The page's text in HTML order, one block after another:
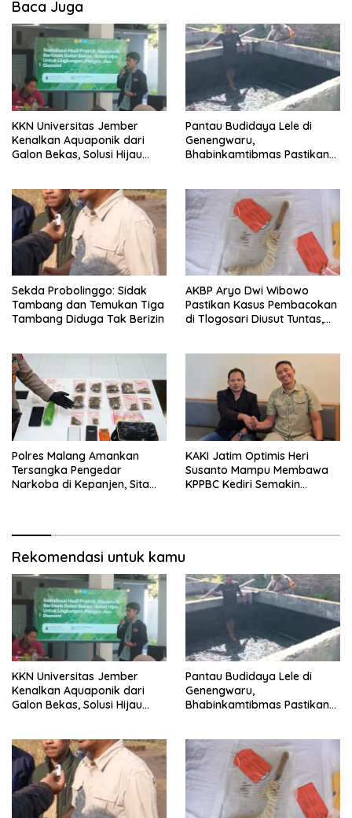
Baca Juga
KKN Universitas Jember
Kenalkan Aquaponik dari
Galon Bekas, Solusi Hijau
Pantau Budidaya Lele di
Genengwaru,
Bhabinkamtibmas Pastikan
Sekda Probolinggo: Sidak
Tambang dan Temukan Tiga
Tambang Diduga Tak Berizin
AKBP Aryo Dwi Wibowo
Pastikan Kasus Pembacokan
di Tlogosari Diusut Tuntas,
Polres Malang Amankan
Tersangka Pengedar
Narkoba di Kepanjen, Sita
KAKI Jatim Optimis Heri
Susanto Mampu Membawa
KPPBC Kediri Semakin
Rekomendasi untuk kamu
KKN Universitas Jember
Kenalkan Aquaponik dari
Galon Bekas, Solusi Hijau
Pantau Budidaya Lele di
Genengwaru,
Bhabinkamtibmas Pastikan